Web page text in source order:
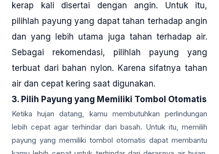
kerap kali disertai dengan angin. Untuk itu,
pilihlah payung yang dapat tahan terhadap angin
dan yang lebih utama juga tahan terhadap air.
Sebagai rekomendasi, pilihlah payung yang
terbuat dari bahan nylon. Karena sifatnya tahan
air dan cepat kering saat digunakan.
3. Pilih Payung yang Memiliki Tombol Otomatis
Ketika hujan datang, kamu membutuhkan perlindungan
lebih cepat agar terhindar dari basah. Untuk itu, memilih
payung yang memiliki tombol otomatis dapat membantu